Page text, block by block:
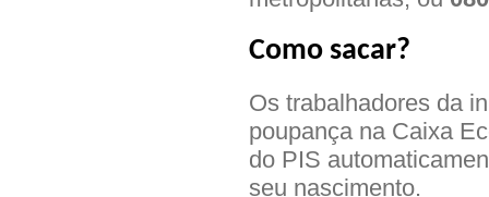
Como sacar?
Os trabalhadores da
poupança na Caixa
do PIS
seu nascimento.